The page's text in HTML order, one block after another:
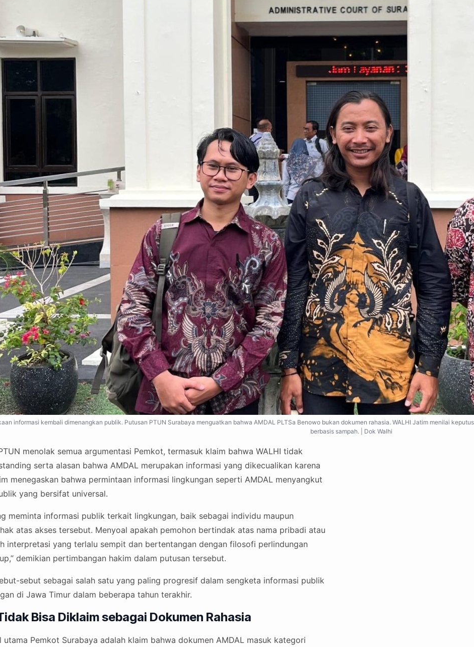
informasi kembali dimenangkan publik. Putusan PTUN Surabaya menguatkan bahwa AMDAL PLTSa Benowo bukan dokumen rahasia. WALHI Jatim menilai
berbasis sampah. | Dok Walhi
menolak semua argumentasi Pemkot, termasuk klaim bahwa WALHI tidak
serta alasan bahwa AMDAL merupakan informasi yang dikecualikan karena
menegaskan bahwa permintaan informasi lingkungan seperti AMDAL menyangkut
yang bersifat universal.
meminta informasi publik terkait lingkungan, baik sebagai individu maupun
atas akses tersebut. Menyoal apakah pemohon bertindak atas nama pribadi atau
interpretasi yang terlalu sempit dan bertentangan dengan filosofi perlindungan
demikian pertimbangan hakim dalam putusan tersebut.
sebut sebagai salah satu yang paling progresif dalam sengketa informasi publik
di Jawa Timur dalam beberapa tahun terakhir.
Bisa Diklaim sebagai Dokumen Rahasia
utama Pemkot Surabaya adalah klaim bahwa dokumen AMDAL masuk kategori